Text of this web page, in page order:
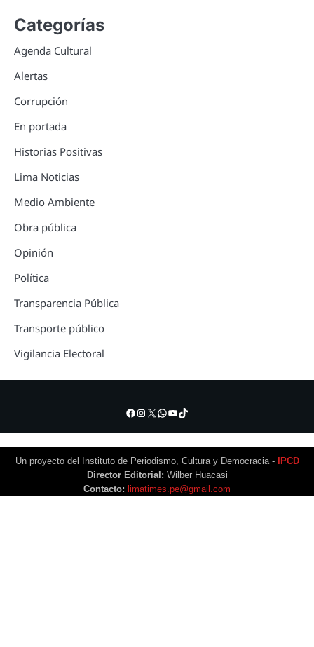
Categorías
Agenda Cultural
Alertas
Corrupción
En portada
Historias Positivas
Lima Noticias
Medio Ambiente
Obra pública
Opinión
Política
Transparencia Pública
Transporte público
Vigilancia Electoral
Facebook
Instagram
X WhatsApp
YouTube
TikTok
Un proyecto del Instituto de Periodismo, Cultura y Democracia - IPCD
Director Editorial: Wilber Huacasi
Contacto: limatimes.pe@gmail.com